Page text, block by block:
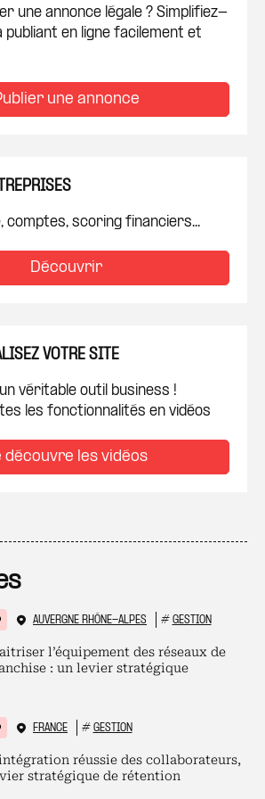
une annonce légale ? Simplifiez-
publiant en ligne facilement et
une annonce
comptes, scoring financiers...
Découvrir
VOTRE SITE
véritable outil business !
les fonctionnalités en vidéos
découvre les vidéos
AUVERGNE RHÔNE-ALPES # GESTION
l’équipement des réseaux de
: un levier stratégique
FRANCE # GESTION
réussie des collaborateurs,
stratégique de rétention